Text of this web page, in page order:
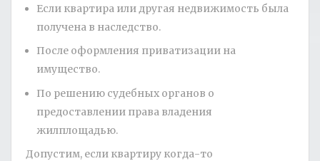
Если квартира или другая недвижимость была
получена в наследство.
После оформления приватизации на
имущество.
По решению судебных органов о
предоставлении права владения
жилплощадью.
Допустим, если квартиру когда-то